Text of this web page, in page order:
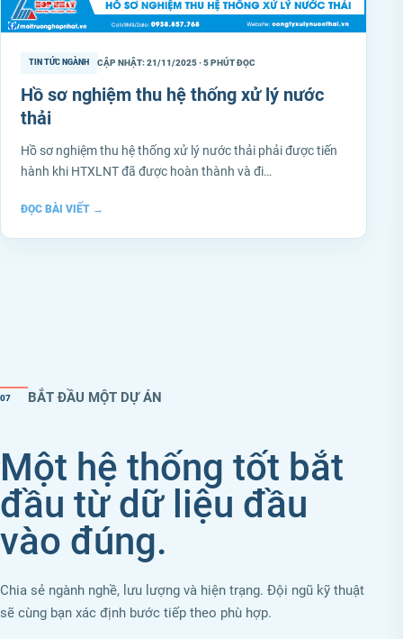
TIN TỨC NGÀNH CẬP NHẬT: 21/11/2025 · 5 PHÚT ĐỌC
Hồ sơ nghiệm thu hệ thống xử lý nước
thải
Hồ sơ nghiệm thu hệ thống xử lý nước thải phải được tiến
hành khi HTXLNT đã được hoàn thành và đi…
ĐỌC BÀI VIẾT →
07 BẮT ĐẦU MỘT DỰ ÁN
Một hệ thống tốt bắt
đầu từ dữ liệu đầu
vào đúng.
Chia sẻ ngành nghề, lưu lượng và hiện trạng. Đội ngũ kỹ thuật
sẽ cùng bạn xác định bước tiếp theo phù hợp.